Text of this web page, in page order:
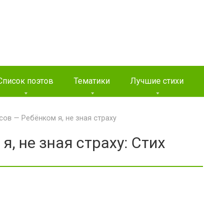
поэтов Тематики Лучшие стихи
— Ребёнком я, не зная страху
не зная страху: Стих